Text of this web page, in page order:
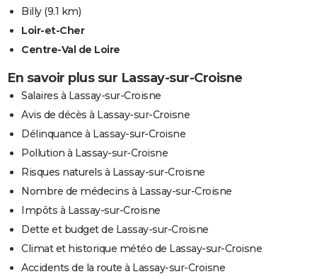
Billy(9.1 km)
Loir-et-Cher
Centre-Val de Loire
En savoir plus sur Lassay-sur-Croisne
Salaires à Lassay-sur-Croisne
Avis de décès à Lassay-sur-Croisne
Délinquance à Lassay-sur-Croisne
Pollution à Lassay-sur-Croisne
Risques naturels à Lassay-sur-Croisne
Nombre de médecins à Lassay-sur-Croisne
Impôts à Lassay-sur-Croisne
Dette et budget de Lassay-sur-Croisne
Climat et historique météo de Lassay-sur-Croisne
Accidents de la route à Lassay-sur-Croisne